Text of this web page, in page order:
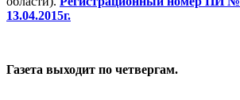
13.04.2015г.
Газета выходит по четвергам.